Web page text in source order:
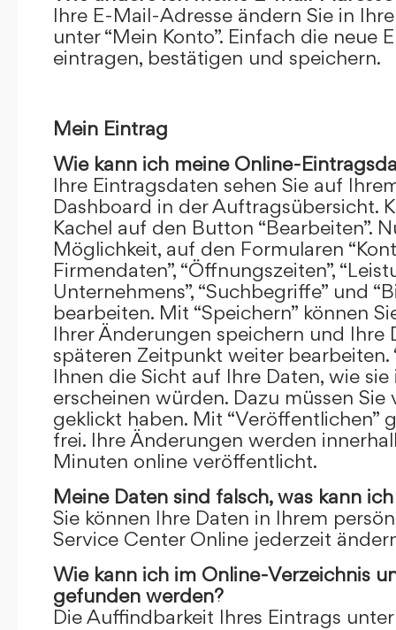
Ihre E-Mail-Adresse ändern Sie in
unter “Mein Konto”. Einfach die neue
eintragen, bestätigen und speichern.
Mein Eintrag
Wie kann ich meine Online-
Ihre Eintragsdaten sehen Sie auf
Dashboard in der Auftragsübersicht.
Kachel auf den Button “Bearbeiten”.
Möglichkeit, auf den Formularen
Firmendaten”, “Öffnungszeiten”,
Unternehmens”, “Suchbegriffe” und
bearbeiten. Mit “Speichern” können
Ihrer Änderungen speichern und Ihre
späteren Zeitpunkt weiter bearbeiten.
Ihnen die Sicht auf Ihre Daten, wie
erscheinen würden. Dazu müssen Sie
geklickt haben. Mit “Veröffentlichen”
frei. Ihre Änderungen werden
Minuten online veröffentlicht.
Meine Daten sind falsch, was kann
Sie können Ihre Daten in Ihrem
Service Center Online jederzeit
Wie kann ich im Online-Verzeichnis
gefunden werden?
Die Auffindbarkeit Ihres Eintrags